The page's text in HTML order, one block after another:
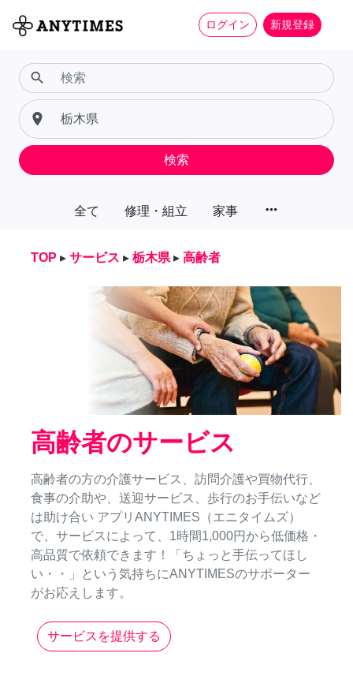
ログイン 新規登録
全て 修理・組立 家事 more_horiz
search
place
検索
TOP ▸ サービス ▸ 栃木県 ▸ 高齢者
高齢者のサービス
高齢者の方の介護サービス、訪問介護や買物代行、
食事の介助や、送迎サービス、歩行のお手伝いなど
は助け合い アプリANYTIMES（エニタイムズ）
で、サービスによって、1時間1,000円から低価格・
高品質で依頼できます！「ちょっと手伝ってほし
い・・」という気持ちにANYTIMESのサポーター
がお応えします。
サービスを提供する